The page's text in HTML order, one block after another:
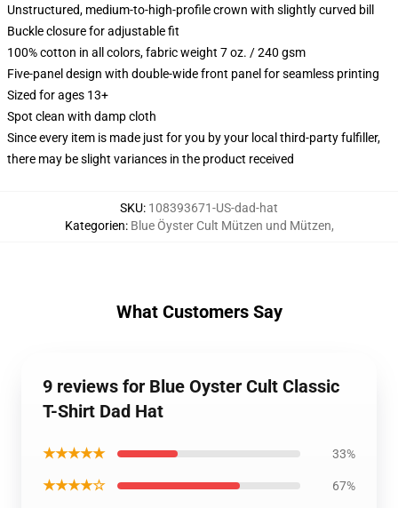
Unstructured, medium-to-high-profile crown with slightly curved bill
Buckle closure for adjustable fit
100% cotton in all colors, fabric weight 7 oz. / 240 gsm
Five-panel design with double-wide front panel for seamless printing
Sized for ages 13+
Spot clean with damp cloth
Since every item is made just for you by your local third-party fulfiller,
there may be slight variances in the product received
SKU: 108393671-US-dad-hat
Kategorien: Blue Öyster Cult Mützen und Mützen,
What Customers Say
9 reviews for Blue Oyster Cult Classic
T-Shirt Dad Hat
★★★★★ 33%
★★★★☆ 67%